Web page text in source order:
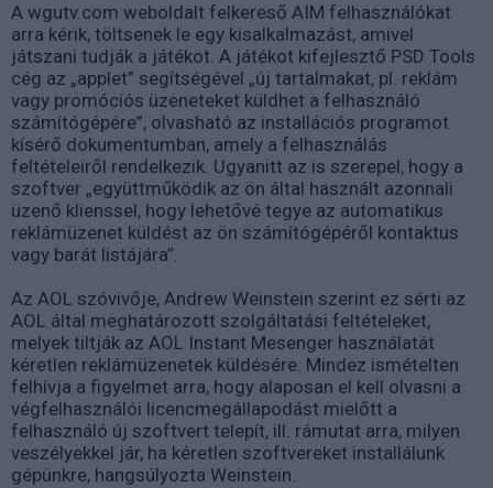
A wgutv.com weboldalt felkereső AIM felhasználókat
arra kérik, töltsenek le egy kisalkalmazást, amivel
játszani tudják a játékot. A játékot kifejlesztő PSD Tools
cég az „applet” segítségével „új tartalmakat, pl. reklám
vagy promóciós üzeneteket küldhet a felhasználó
számítógépére”, olvasható az installációs programot
kísérő dokumentumban, amely a felhasználás
feltételeiről rendelkezik. Ugyanitt az is szerepel, hogy a
szoftver „együttműködik az ön által használt azonnali
üzenő klienssel, hogy lehetővé tegye az automatikus
reklámüzenet küldést az ön számítógépéről kontaktus
vagy barát listájára”.
Az AOL szóvivője, Andrew Weinstein szerint ez sérti az
AOL által meghatározott szolgáltatási feltételeket,
melyek tiltják az AOL Instant Mesenger használatát
kéretlen reklámüzenetek küldésére. Mindez ismételten
felhívja a figyelmet arra, hogy alaposan el kell olvasni a
végfelhasználói licencmegállapodást mielőtt a
felhasználó új szoftvert telepít, ill. rámutat arra, milyen
veszélyekkel jár, ha kéretlen szoftvereket installálunk
gépünkre, hangsúlyozta Weinstein.